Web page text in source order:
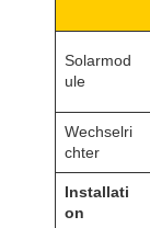
Solarmod
ule
Wechselri
chter
Installati
on